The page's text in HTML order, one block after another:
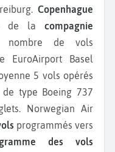
Copenhague
de la compagnie
de vols
EuroAirport Basel
5 vols opérés
type Boeing 737
Norwegian Air
programmés vers
des vols